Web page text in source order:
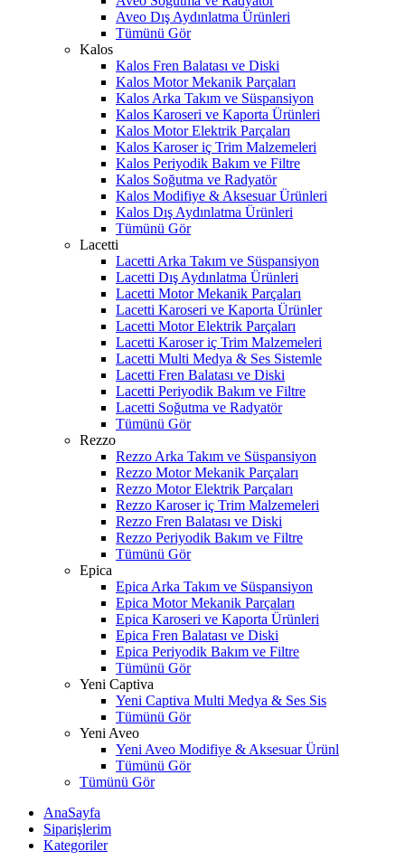
Aveo Dış Aydınlatma Ürünleri
Tümünü Gör
Kalos
Kalos Fren Balatası ve Diski
Kalos Motor Mekanik Parçaları
Kalos Arka Takım ve Süspansiyon
Kalos Karoseri ve Kaporta Ürünleri
Kalos Motor Elektrik Parçaları
Kalos Karoser iç Trim Malzemeleri
Kalos Periyodik Bakım ve Filtre
Kalos Soğutma ve Radyatör
Kalos Modifiye & Aksesuar Ürünleri
Kalos Dış Aydınlatma Ürünleri
Tümünü Gör
Lacetti
Lacetti Arka Takım ve Süspansiyon
Lacetti Dış Aydınlatma Ürünleri
Lacetti Motor Mekanik Parçaları
Lacetti Karoseri ve Kaporta Ürünler
Lacetti Motor Elektrik Parçaları
Lacetti Karoser iç Trim Malzemeleri
Lacetti Multi Medya & Ses Sistemle
Lacetti Fren Balatası ve Diski
Lacetti Periyodik Bakım ve Filtre
Lacetti Soğutma ve Radyatör
Tümünü Gör
Rezzo
Rezzo Arka Takım ve Süspansiyon
Rezzo Motor Mekanik Parçaları
Rezzo Motor Elektrik Parçaları
Rezzo Karoser iç Trim Malzemeleri
Rezzo Fren Balatası ve Diski
Rezzo Periyodik Bakım ve Filtre
Tümünü Gör
Epica
Epica Arka Takım ve Süspansiyon
Epica Motor Mekanik Parçaları
Epica Karoseri ve Kaporta Ürünleri
Epica Fren Balatası ve Diski
Epica Periyodik Bakım ve Filtre
Tümünü Gör
Yeni Captiva
Yeni Captiva Multi Medya & Ses Sis
Tümünü Gör
Yeni Aveo
Yeni Aveo Modifiye & Aksesuar Ürünl
Tümünü Gör
Tümünü Gör
AnaSayfa
Siparişlerim
Kategoriler